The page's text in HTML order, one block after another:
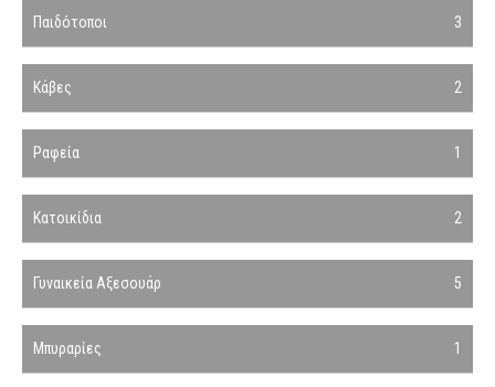
Παιδότοποι 3
Κάβες 2
Ραφεία 1
Κατοικίδια 2
Γυναικεία Αξεσουάρ 5
Μπυραρίες 1